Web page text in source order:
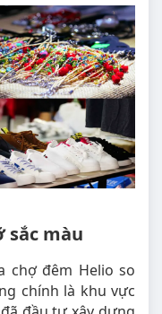
sắc màu
chợ đêm Helio so
chính là khu vực